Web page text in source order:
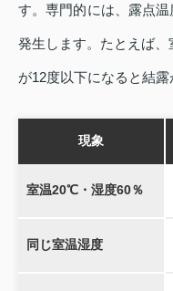
す。専門的には、露点
発生します。たとえば
が12度以下になると結露
現象
室温20℃・湿度60％
同じ室温湿度